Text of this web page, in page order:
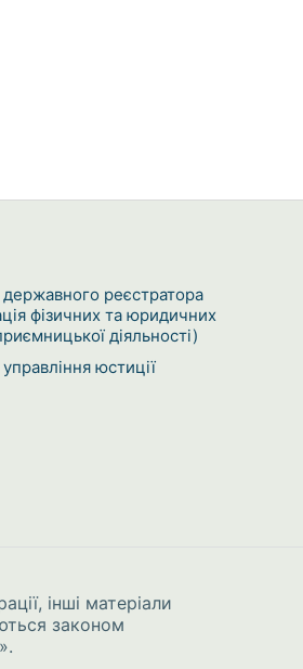
реєстратора
фізичних та юридичних
діяльності)
юстиції
інші матеріали
законом
.